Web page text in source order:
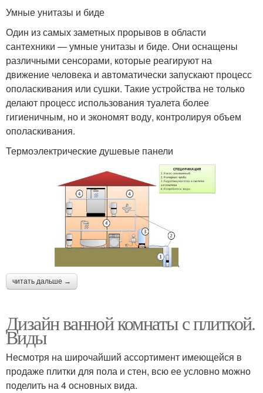
Умные унитазы и биде
Один из самых заметных прорывов в области
сантехники — умные унитазы и биде. Они оснащены
различными сенсорами, которые реагируют на
движение человека и автоматически запускают процесс
ополаскивания или сушки. Такие устройства не только
делают процесс использования туалета более
гигиеничным, но и экономят воду, контролируя объем
ополаскивания.
Термоэлектрические душевые панели
читать дальше →
Дизайн ванной комнаты с плиткой.
Виды
Несмотря на широчайший ассортимент имеющейся в
продаже плитки для пола и стен, всю ее условно можно
поделить на 4 основных вида.